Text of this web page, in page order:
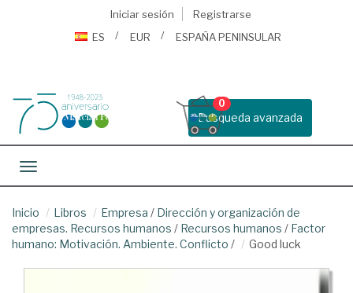
Iniciar sesión
Registrarse
ES
EUR ESPAÑA PENINSULAR
Busqueda avanzada
0
Toggle navigation
Inicio Libros Empresa / Dirección y organización de
empresas. Recursos humanos / Recursos humanos / Factor
humano: Motivación. Ambiente. Conflicto / Good luck